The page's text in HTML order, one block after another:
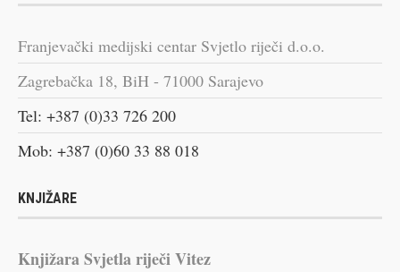
Franjevački medijski centar Svjetlo riječi d.o.o.
Zagrebačka 18, BiH - 71000 Sarajevo
Tel: +387 (0)33 726 200
Mob: +387 (0)60 33 88 018
KNJIŽARE
Knjižara Svjetla riječi Vitez